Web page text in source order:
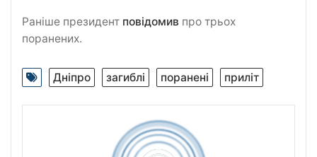
Раніше президент повідомив про трьох
поранених.
Дніпро загиблі поранені приліт